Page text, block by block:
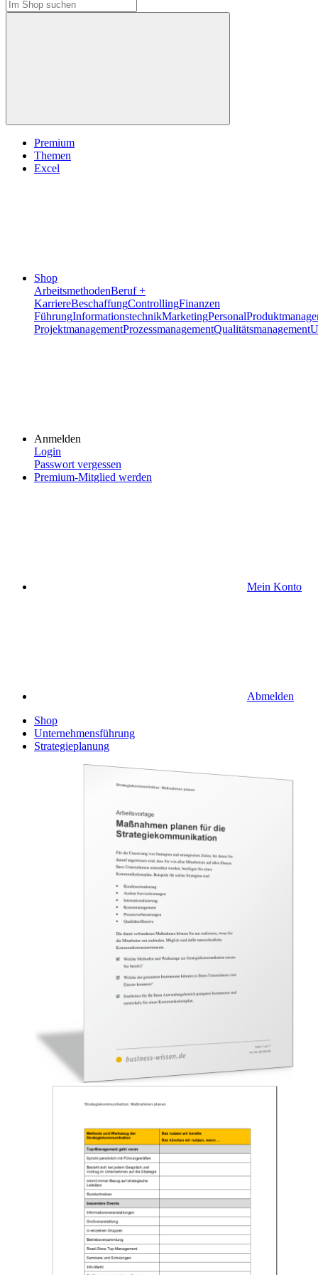
Premium
Themen
Excel
Shop
ArbeitsmethodenBeruf +
KarriereBeschaffungControllingFinanzen
FührungInformationstechnikMarketingPersonal
ProjektmanagementProzessmanagementQualitätsmanagement
Anmelden
Login
Passwort vergessen
Premium-Mitglied werden
Mein Konto
Abmelden
Shop
Unternehmensführung
Strategieplanung